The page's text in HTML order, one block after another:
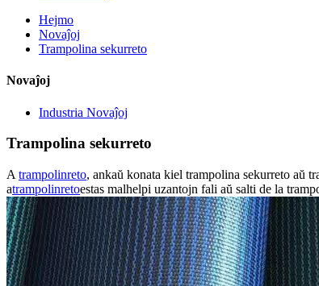
Hejmo
Novaĵoj
Trampolina sekurreto
Novaĵoj
Industria Novaĵoj
Trampolina sekurreto
A trampolinreto, ankaŭ konata kiel trampolina sekurreto aŭ
atrampolinretoestas malhelpi uzantojn fali aŭ salti de la